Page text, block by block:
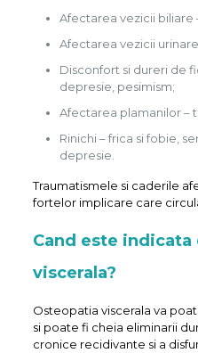
Afectarea vezicii biliare
Afectarea vezicii
Disconfort si dureri de
depresie, pesimism;
Afectarea plamanilor –
Rinichi – frica si fobie,
depresie.
Traumatismele si caderile
fortelor implicare care
Cand este indicata
viscerala?
Osteopatia viscerala va
si poate fi cheia eliminarii
cronice recidivante si a